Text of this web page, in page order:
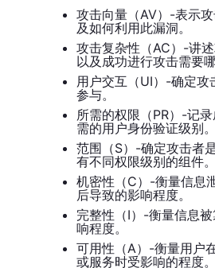
攻击向量（AV）-表示攻
及如何利用此漏洞。
攻击复杂性（AC）-讲
以及成功进行攻击需要哪
用户交互（UI）-确定攻
参与。
所需的权限（PR）-记
需的用户身份验证级别。
范围（S）-确定攻击者
有不同权限级别的组件。
机密性（C）-衡量信息
后导致的影响程度。
完整性（I）-衡量信息
响程度。
可用性（A）-衡量用户
或服务时受影响的程度。